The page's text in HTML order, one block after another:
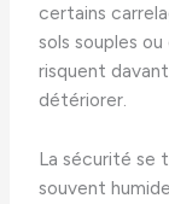
certains
sols souples
risquent
détériorer.
La sécurité se
souvent